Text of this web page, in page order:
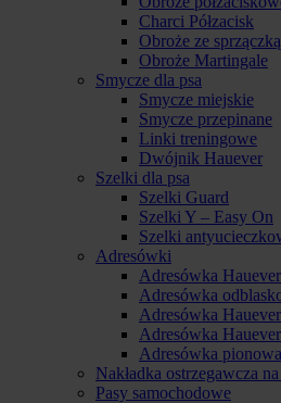
Charci Półzacisk
Obroże ze sprzączką
Obroże Martingale
Smycze dla psa
Smycze miejskie
Smycze przepinane
Linki treningowe
Dwójnik Hauever
Szelki dla psa
Szelki Guard
Szelki Y – Easy On
Szelki
Adresówki
Adresówka Hauever
Adresówka
Adresówka
Adresówka
Adresówka pionowa
Nakładka ostrzegawcza
Pasy samochodowe